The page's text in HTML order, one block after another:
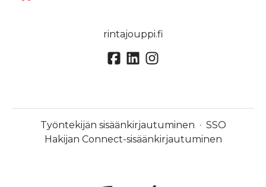
rintajouppi.fi
Työntekijän sisäänkirjautuminen · SSO
Hakijan Connect-sisäänkirjautuminen